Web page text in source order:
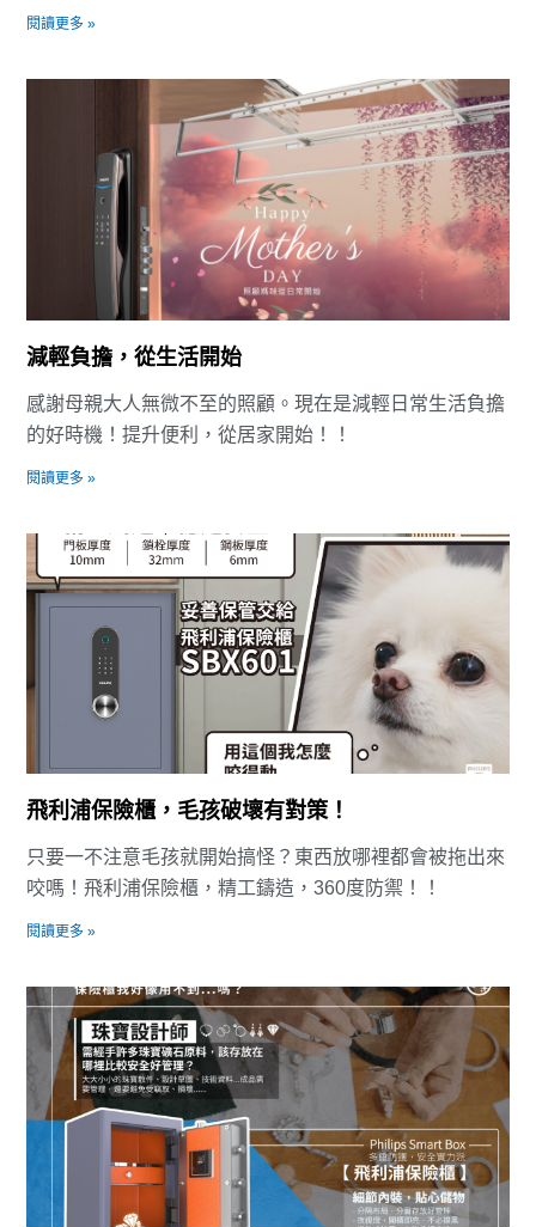
閱讀更多 »
減輕負擔，從生活開始
感謝母親大人無微不至的照顧。現在是減輕日常生活負擔
的好時機！提升便利，從居家開始！！
閱讀更多 »
飛利浦保險櫃，毛孩破壞有對策！
只要一不注意毛孩就開始搞怪？東西放哪裡都會被拖出來
咬嗎！飛利浦保險櫃，精工鑄造，360度防禦！！
閱讀更多 »